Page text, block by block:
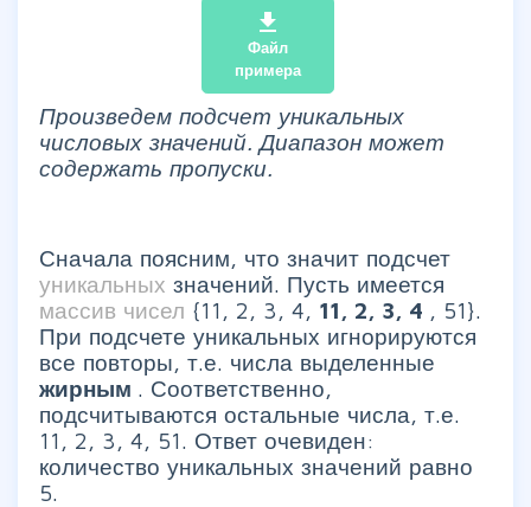
file_download
Файл
примера
Произведем подсчет уникальных
числовых значений. Диапазон может
содержать пропуски.
Сначала поясним, что значит подсчет
уникальных значений. Пусть имеется
массив чисел {11, 2, 3, 4, 11, 2, 3, 4 , 51}.
При подсчете уникальных игнорируются
все повторы, т.е. числа выделенные
жирным . Соответственно,
подсчитываются остальные числа, т.е.
11, 2, 3, 4, 51. Ответ очевиден:
количество уникальных значений равно
5.